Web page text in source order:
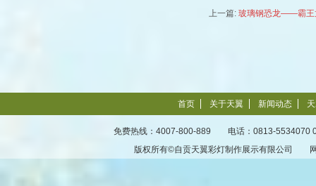
上一篇:玻璃钢恐龙——霸王
首页 关于天翼 新闻动态
免费热线：4007-800-889 电话：0813-
版权所有©自贡天翼彩灯制作展示有限公司